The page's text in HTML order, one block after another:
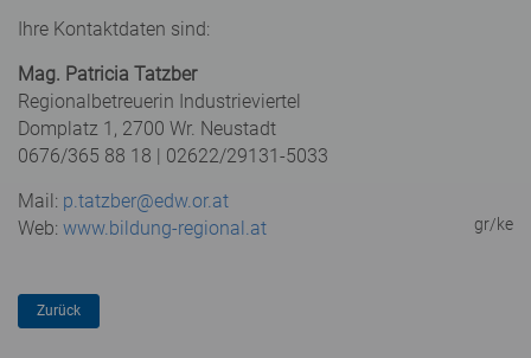
Ihre Kontaktdaten sind:
Mag. Patricia Tatzber
Regionalbetreuerin Industrieviertel
Domplatz 1, 2700 Wr. Neustadt
0676/365 88 18 | 02622/29131-5033
Mail: p.tatzber@edw.or.at
Web: www.bildung-regional.at gr/ke